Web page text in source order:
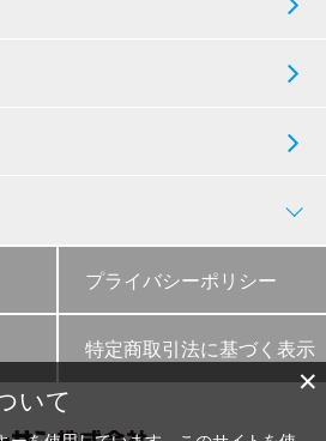
プライバシーポリシー
特定商取引法に基づく表示
✕
いて